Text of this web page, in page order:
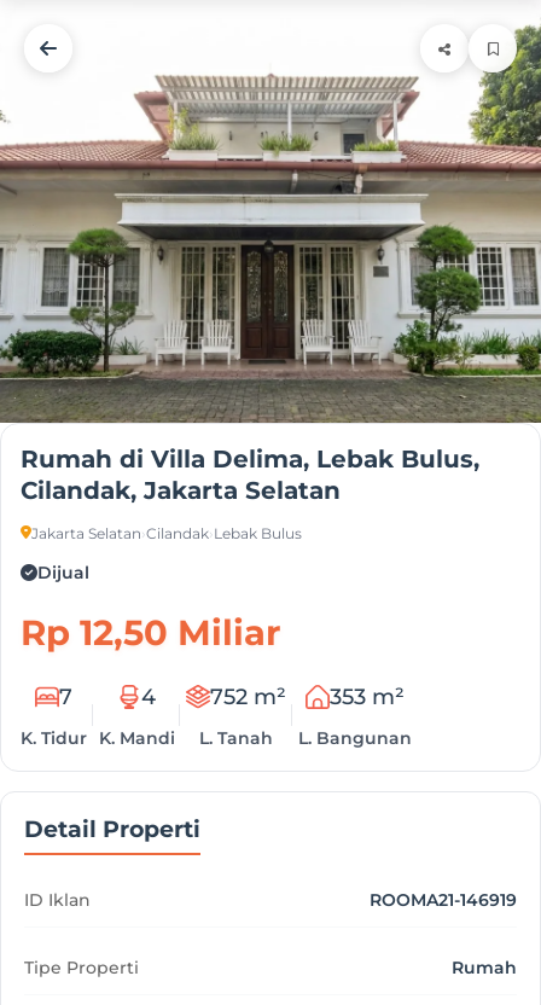
Rumah di Villa Delima, Lebak Bulus,
Cilandak, Jakarta Selatan
Jakarta Selatan›Cilandak›Lebak Bulus
Dijual
Rp 12,50 Miliar
7
K. Tidur
4
K. Mandi
752 m²
L. Tanah
353 m²
L. Bangunan
Detail Properti
ID Iklan ROOMA21-146919
Tipe Properti Rumah